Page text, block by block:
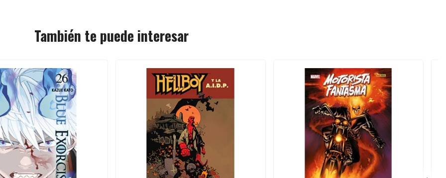
También te puede interesar